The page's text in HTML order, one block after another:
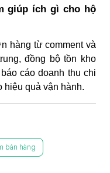
giúp ích gì cho hộ
hàng từ comment và
đồng bộ tồn kho
cáo doanh thu chi
hiệu quả vận hành.
bán hàng